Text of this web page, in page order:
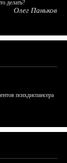
делать?
Олег Паньков
психдиспансера